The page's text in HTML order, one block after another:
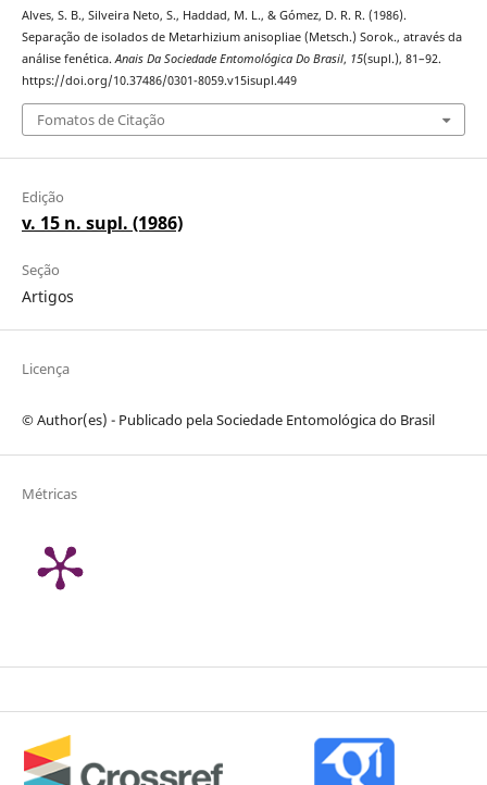
Alves, S. B., Silveira Neto, S., Haddad, M. L., & Gómez, D. R. R. (1986).
Separação de isolados de Metarhizium anisopliae (Metsch.) Sorok., através da
análise fenética.Anais Da Sociedade Entomológica Do Brasil, 15(supl.), 81–92.
https://doi.org/10.37486/0301-8059.v15isupl.449
Fomatos de Citação
Edição
v. 15 n. supl. (1986)
Seção
Artigos
Licença
© Author(es) - Publicado pela Sociedade Entomológica do Brasil
Métricas